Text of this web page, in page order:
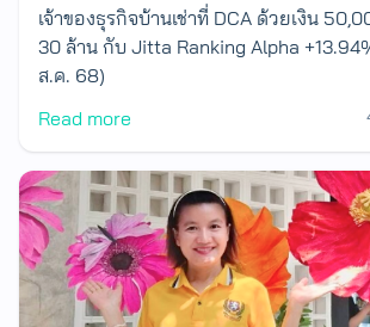
เจ้าของธุรกิจบ้านเช่าที่ DCA ด้วยเงิน
30 ล้าน กับ Jitta Ranking Alpha
ส.ค. 68)
Read more